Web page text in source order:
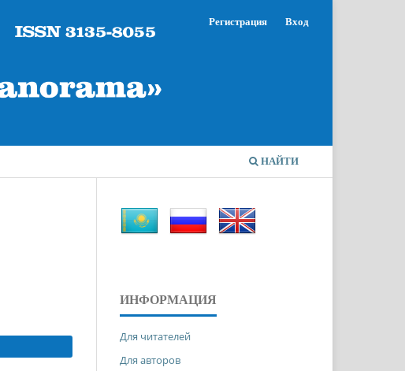
НАЙТИ
Регистрация Вход
ИНФОРМАЦИЯ
Для читателей
Для авторов